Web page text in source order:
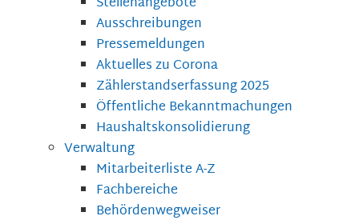
Ausschreibungen
Pressemeldungen
Aktuelles zu Corona
Zählerstandserfassung 2025
Öffentliche Bekanntmachungen
Haushaltskonsolidierung
Verwaltung
Mitarbeiterliste A-Z
Fachbereiche
Behördenwegweiser